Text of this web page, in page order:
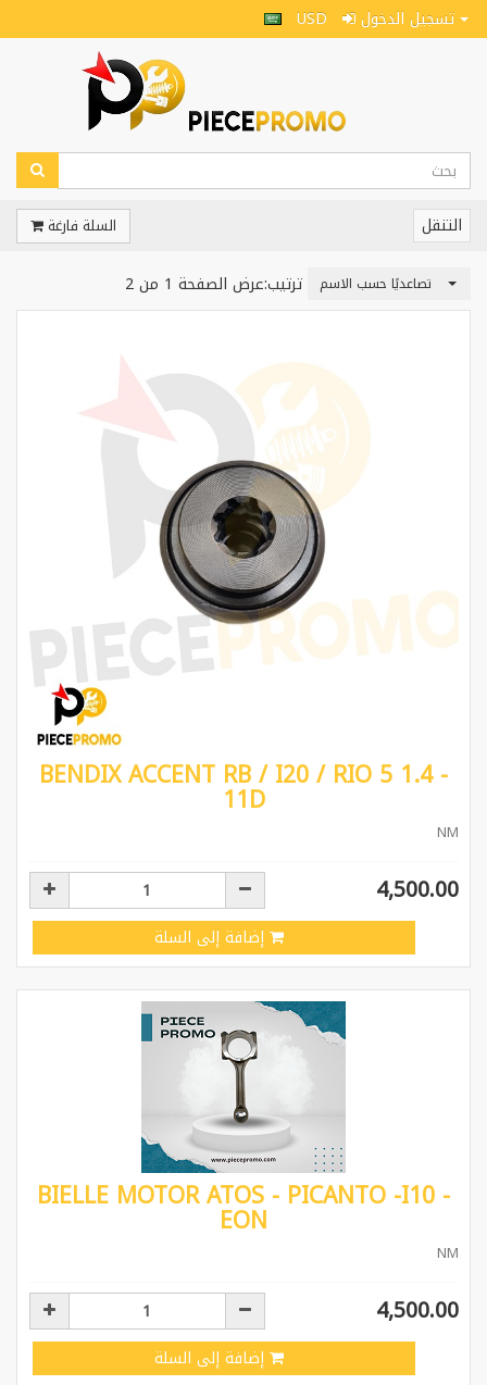
USD
التنقل السلة فارغة
ترتيب: تصاعديًا حسب الاسم عرض الصفحة 1 من 2
BENDIX ACCENT RB / I20 / RIO 5 1.4 -
11D
NM
4,500.00
إضافة إلى السلة
BIELLE MOTOR ATOS - PICANTO -I10 -
EON
NM
4,500.00
إضافة إلى السلة